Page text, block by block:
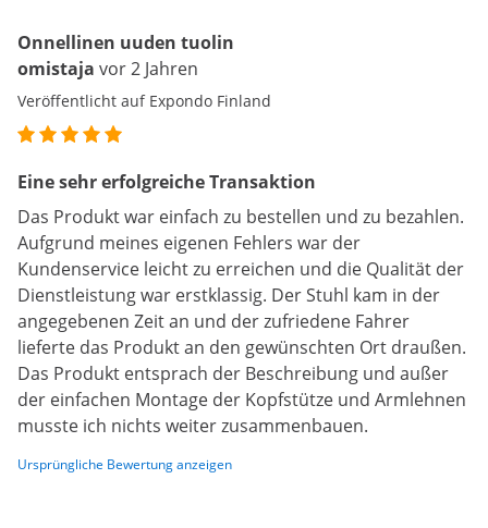
Onnellinen uuden tuolin
omistaja vor 2 Jahren
Veröffentlicht auf Expondo Finland
Eine sehr erfolgreiche Transaktion
Das Produkt war einfach zu bestellen und zu bezahlen.
Aufgrund meines eigenen Fehlers war der
Kundenservice leicht zu erreichen und die Qualität der
Dienstleistung war erstklassig. Der Stuhl kam in der
angegebenen Zeit an und der zufriedene Fahrer
lieferte das Produkt an den gewünschten Ort draußen.
Das Produkt entsprach der Beschreibung und außer
der einfachen Montage der Kopfstütze und Armlehnen
musste ich nichts weiter zusammenbauen.
Ursprüngliche Bewertung anzeigen